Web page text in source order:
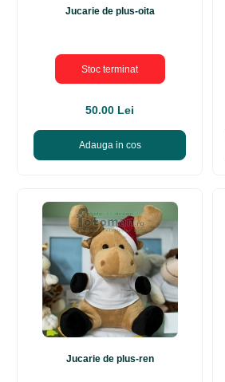
Jucarie de plus-oita
Stoc terminat
50.00 Lei
Adauga in cos
Jucarie de plus-ren